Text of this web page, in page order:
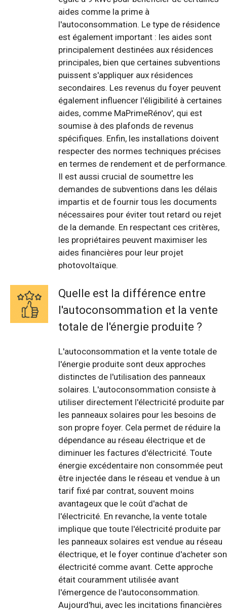
aides comme la prime à
l'autoconsommation. Le type de résidence
est également important : les aides sont
principalement destinées aux résidences
principales, bien que certaines subventions
puissent s'appliquer aux résidences
secondaires. Les revenus du foyer peuvent
également influencer l'éligibilité à certaines
aides, comme MaPrimeRénov', qui est
soumise à des plafonds de revenus
spécifiques. Enfin, les installations doivent
respecter des normes techniques précises
en termes de rendement et de performance.
Il est aussi crucial de soumettre les
demandes de subventions dans les délais
impartis et de fournir tous les documents
nécessaires pour éviter tout retard ou rejet
de la demande. En respectant ces critères,
les propriétaires peuvent maximiser les
aides financières pour leur projet
photovoltaïque.
Quelle est la différence entre
l'autoconsommation et la vente
totale de l'énergie produite ?
L'autoconsommation et la vente totale de
l'énergie produite sont deux approches
distinctes de l'utilisation des panneaux
solaires. L'autoconsommation consiste à
utiliser directement l'électricité produite par
les panneaux solaires pour les besoins de
son propre foyer. Cela permet de réduire la
dépendance au réseau électrique et de
diminuer les factures d'électricité. Toute
énergie excédentaire non consommée peut
être injectée dans le réseau et vendue à un
tarif fixé par contrat, souvent moins
avantageux que le coût d'achat de
l'électricité. En revanche, la vente totale
implique que toute l'électricité produite par
les panneaux solaires est vendue au réseau
électrique, et le foyer continue d'acheter son
électricité comme avant. Cette approche
était couramment utilisée avant
l'émergence de l'autoconsommation.
Aujourd'hui, avec les incitations financières